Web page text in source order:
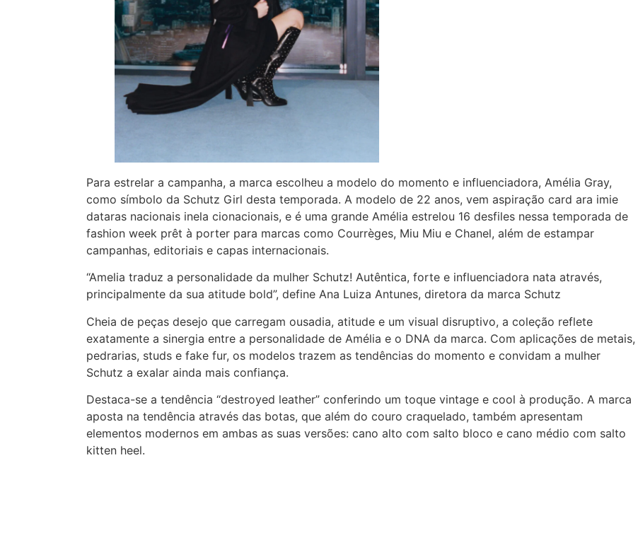
Para estrelar a campanha, a marca escolheu a modelo do momento e influenciadora, Amélia Gray,
como símbolo da Schutz Girl desta temporada. A modelo de 22 anos, vem aspiração card ara imie
dataras nacionais inela cionacionais, e é uma grande Amélia estrelou 16 desfiles nessa temporada de
fashion week prêt à porter para marcas como Courrèges, Miu Miu e Chanel, além de estampar
campanhas, editoriais e capas internacionais.
“Amelia traduz a personalidade da mulher Schutz! Autêntica, forte e influenciadora nata através,
principalmente da sua atitude bold”, define Ana Luiza Antunes, diretora da marca Schutz
Cheia de peças desejo que carregam ousadia, atitude e um visual disruptivo, a coleção reflete
exatamente a sinergia entre a personalidade de Amélia e o DNA da marca. Com aplicações de metais,
pedrarias, studs e fake fur, os modelos trazem as tendências do momento e convidam a mulher
Schutz a exalar ainda mais confiança.
Destaca-se a tendência “destroyed leather” conferindo um toque vintage e cool à produção. A marca
aposta na tendência através das botas, que além do couro craquelado, também apresentam
elementos modernos em ambas as suas versões: cano alto com salto bloco e cano médio com salto
kitten heel.